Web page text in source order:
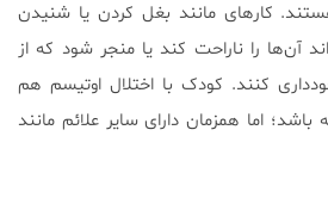
کار‌های مانند بغل کردن یا شنیدن
آن‌ها را ناراحت کند یا منجر شود که از
خودداری کنند. کودک با اختلال اوتیسم هم
باشد؛ اما همزمان دارای سایر علائم مانند